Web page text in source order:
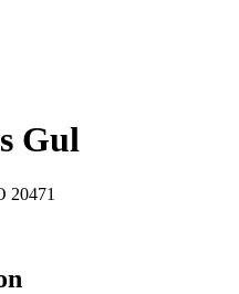
Gul
20471